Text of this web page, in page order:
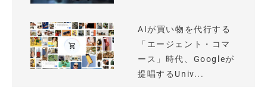
AIが買い物を代行する
「エージェント・コマ
ース」時代、Googleが
提唱するUniv...